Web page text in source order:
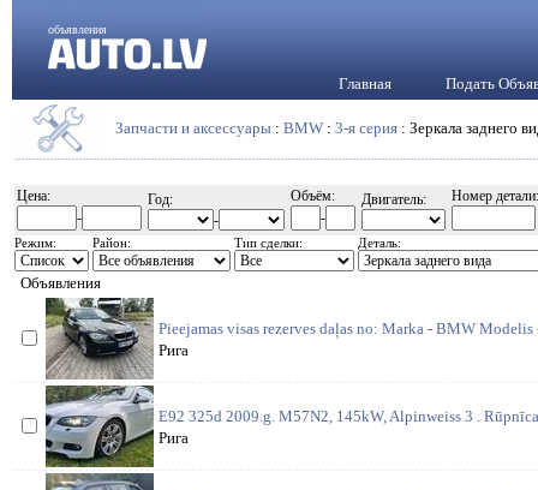
объявления
Главная Подать
Запчасти и аксессуары : BMW : 3-я серия : Зеркала заднего
Цена:
-
Год:
-
Объём:
-
Двигатель: Номер детали:
Режим: Район: Тип сделки: Деталь:
Объявления
Pieejamas visas rezerves daļas no: Marka - BMW Modelis
Рига
E92 325d 2009.g. M57N2, 145kW, Alpinweiss 3 .
Рига